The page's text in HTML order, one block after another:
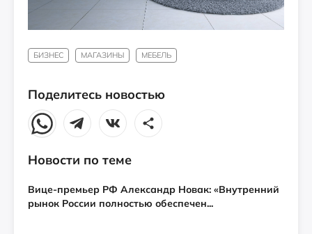
БИЗНЕС МАГАЗИНЫ МЕБЕЛЬ
Поделитесь новостью
Новости по теме
Вице-премьер РФ Александр Новак: «Внутренний
рынок России полностью обеспечен...